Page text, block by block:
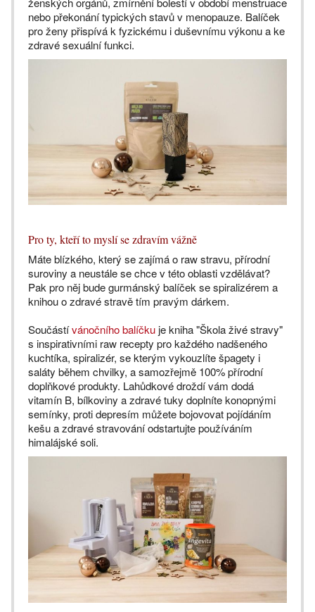
nebo překonání typických stavů v menopauze. Balíček
pro ženy přispívá k fyzickému i duševnímu výkonu a ke
zdravé sexuální funkci.
Pro ty, kteří to myslí se zdravím vážně
Máte blízkého, který se zajímá o raw stravu, přírodní
suroviny a neustále se chce v této oblasti vzdělávat?
Pak pro něj bude gurmánský balíček se spiralizérem a
knihou o zdravé stravě tím pravým dárkem.
Součástívánočního balíčku je kniha "Škola živé stravy"
s inspirativními raw recepty pro každého nadšeného
kuchtíka, spiralizér, se kterým vykouzlíte špagety i
saláty během chvilky, a samozřejmě 100% přírodní
doplňkové produkty. Lahůdkové droždí vám dodá
vitamín B, bílkoviny a zdravé tuky doplníte konopnými
semínky, proti depresím můžete bojovovat pojídáním
kešu a zdravé stravování odstartujte používáním
himalájské soli.